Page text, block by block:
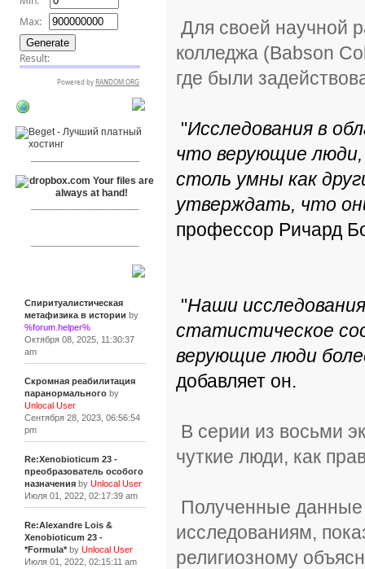
с:
Спиритуалистическая
метафизика в истории by
%forum.helper%
Октября 08, 2025, 11:30:37
am
Скромная реабилитация
паранормальногоby
Unlocal User
Сентября 28, 2023, 06:56:54
pm
Re:Xenobioticum 23 -
преобразователь особого
назначенияby Unlocal User
Июля 01, 2022, 02:17:39 am
Re:Alexandre Lois &
Xenobioticum 23 -
*Formula*by Unlocal User
Июля 01, 2022, 02:15:11 am
Для своей научной
колледжа (Babson
где были
"Исследования в
что верующие люди,
столь умны как
утверждать, что
профессор Ричард
"Наши
статистическое
верующие люди
добавляет он.
В серии из восьми
чуткие люди, как
Полученные
исследованиям,
религиозному